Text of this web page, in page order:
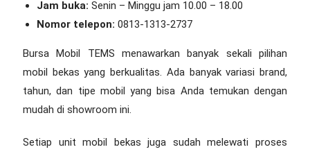
Jam buka: Senin – Minggu jam 10.00 – 18.00
Nomor telepon: 0813-1313-2737
Bursa Mobil TEMS menawarkan banyak sekali pilihan
mobil bekas yang berkualitas. Ada banyak variasi brand,
tahun, dan tipe mobil yang bisa Anda temukan dengan
mudah di showroom ini.
Setiap unit mobil bekas juga sudah melewati proses